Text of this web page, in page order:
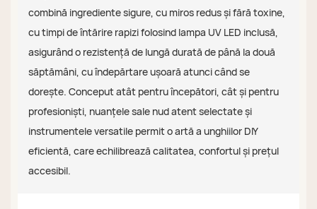
combină ingrediente sigure, cu miros redus și fără toxine,
cu timpi de întărire rapizi folosind lampa UV LED inclusă,
asigurând o rezistență de lungă durată de până la două
săptămâni, cu îndepărtare ușoară atunci când se
dorește. Conceput atât pentru începători, cât și pentru
profesioniști, nuanțele sale nud atent selectate și
instrumentele versatile permit o artă a unghiilor DIY
eficientă, care echilibrează calitatea, confortul și prețul
accesibil.